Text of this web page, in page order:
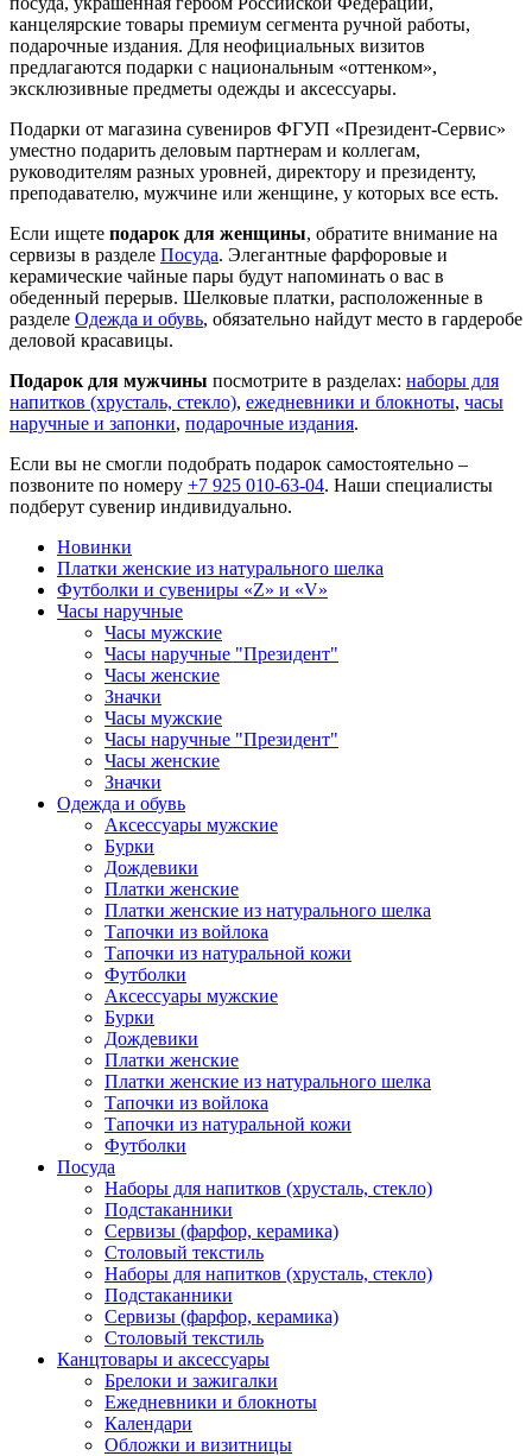
канцелярские товары премиум сегмента ручной работы,
подарочные издания. Для неофициальных визитов
предлагаются подарки с национальным «оттенком»,
эксклюзивные предметы одежды и аксессуары.
Подарки от магазина сувениров ФГУП «Президент-Сервис»
уместно подарить деловым партнерам и коллегам,
руководителям разных уровней, директору и президенту,
преподавателю, мужчине или женщине, у которых все есть.
Если ищете подарок для женщины, обратите внимание на
сервизы в разделе Посуда. Элегантные фарфоровые и
керамические чайные пары будут напоминать о вас в
обеденный перерыв. Шелковые платки, расположенные в
разделе Одежда и обувь, обязательно найдут место в гардеробе
деловой красавицы.
Подарок для мужчины посмотрите в разделах: наборы для
напитков (хрусталь, стекло), ежедневники и блокноты, часы
наручные и запонки, подарочные издания.
Если вы не смогли подобрать подарок самостоятельно –
позвоните по номеру +7 925 010-63-04. Наши специалисты
подберут сувенир индивидуально.
Новинки
Платки женские из натурального шелка
Футболки и сувениры «Z» и «V»
Часы наручные
Часы мужские
Часы наручные "Президент"
Часы женские
Значки
Часы мужские
Часы наручные "Президент"
Часы женские
Значки
Одежда и обувь
Аксессуары мужские
Бурки
Дождевики
Платки женские
Платки женские из натурального шелка
Тапочки из войлока
Тапочки из натуральной кожи
Футболки
Аксессуары мужские
Бурки
Дождевики
Платки женские
Платки женские из натурального шелка
Тапочки из войлока
Тапочки из натуральной кожи
Футболки
Посуда
Наборы для напитков (хрусталь, стекло)
Подстаканники
Сервизы (фарфор, керамика)
Столовый текстиль
Наборы для напитков (хрусталь, стекло)
Подстаканники
Сервизы (фарфор, керамика)
Столовый текстиль
Канцтовары и аксессуары
Брелоки и зажигалки
Ежедневники и блокноты
Календари
Обложки и визитницы